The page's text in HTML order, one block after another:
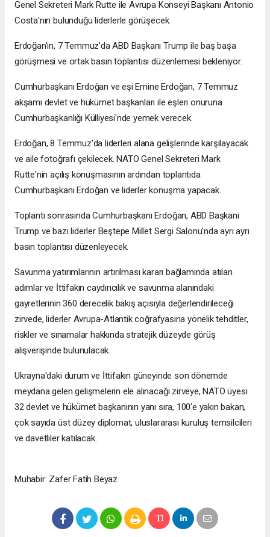
Genel Sekreteri Mark Rutte ile Avrupa Konseyi Başkanı Antonio
Costa'nın bulunduğu liderlerle görüşecek.
Erdoğan'ın, 7 Temmuz'da ABD Başkanı Trump ile baş başa
görüşmesi ve ortak basın toplantısı düzenlemesi bekleniyor.
Cumhurbaşkanı Erdoğan ve eşi Emine Erdoğan, 7 Temmuz
akşamı devlet ve hükümet başkanları ile eşleri onuruna
Cumhurbaşkanlığı Külliyesi'nde yemek verecek.
Erdoğan, 8 Temmuz'da liderleri alana gelişlerinde karşılayacak
ve aile fotoğrafı çekilecek. NATO Genel Sekreteri Mark
Rutte'nin açılış konuşmasının ardından toplantıda
Cumhurbaşkanı Erdoğan ve liderler konuşma yapacak.
Toplantı sonrasında Cumhurbaşkanı Erdoğan, ABD Başkanı
Trump ve bazı liderler Beştepe Millet Sergi Salonu'nda ayrı ayrı
basın toplantısı düzenleyecek.
Savunma yatırımlarının artırılması kararı bağlamında atılan
adımlar ve İttifakın caydırıcılık ve savunma alanındaki
gayretlerinin 360 derecelik bakış açısıyla değerlendirileceği
zirvede, liderler Avrupa-Atlantik coğrafyasına yönelik tehditler,
riskler ve sınamalar hakkında stratejik düzeyde görüş
alışverişinde bulunulacak.
Ukrayna'daki durum ve İttifakın güneyinde son dönemde
meydana gelen gelişmelerin ele alınacağı zirveye, NATO üyesi
32 devlet ve hükümet başkanının yanı sıra, 100'e yakın bakan,
çok sayıda üst düzey diplomat, uluslararası kuruluş temsilcileri
ve davetliler katılacak.
Muhabir: Zafer Fatih Beyaz